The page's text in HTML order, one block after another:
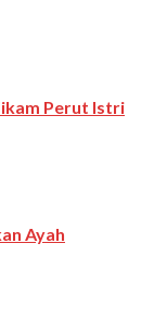
Perut Istri
Ayah